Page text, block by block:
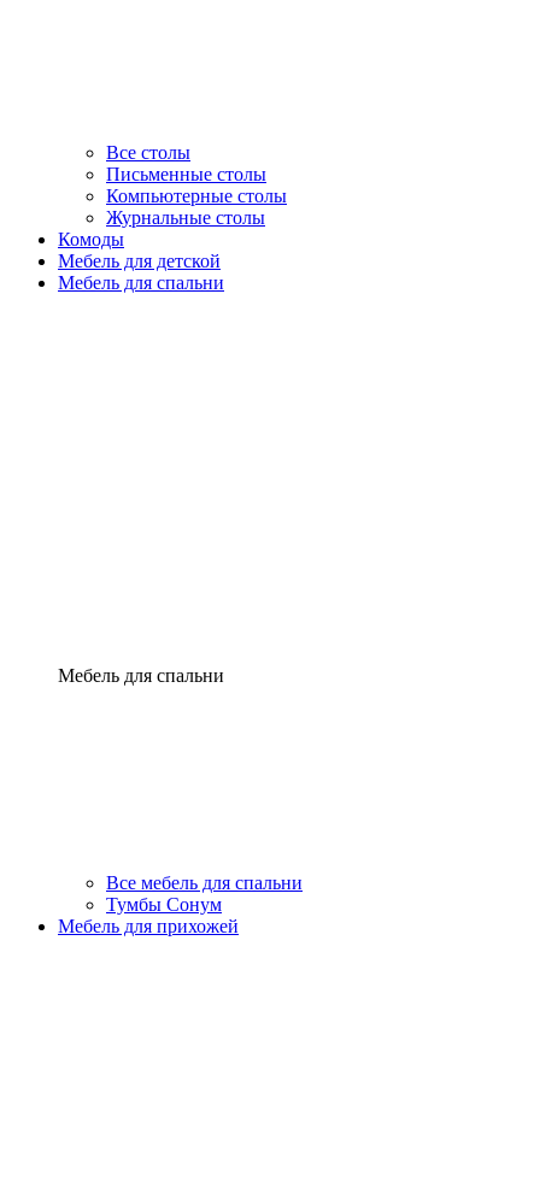
Все столы
Письменные столы
Компьютерные столы
Журнальные столы
Комоды
Мебель для детской
Мебель для спальни
Мебель для спальни
Все мебель для спальни
Тумбы Сонум
Мебель для прихожей